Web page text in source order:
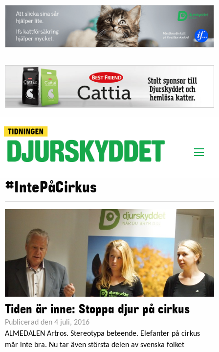
#IntePåCirkus
Tiden är inne: Stoppa djur på cirkus
Publicerad den 4 juli, 2016
ALMEDALEN Artros. Stereotypa beteende. Elefanter på cirkus
mår inte bra. Nu tar även största delen av svenska folket